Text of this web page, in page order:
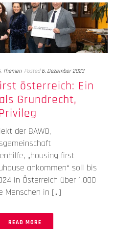
, Themen Posted 6. Dezember 2023
österreich: Ein
Grundrecht,
der BAWO,
„housing first
ankommen“ soll bis
in Österreich über 1.000
Menschen in [...]
READ MORE